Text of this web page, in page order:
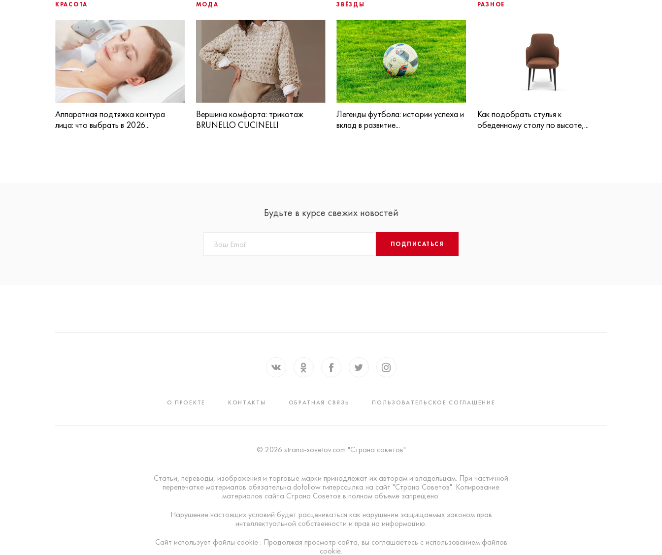
КРАСОТА
Аппаратная подтяжка контура
лица: что выбрать в 2026...
МОДА
Вершина комфорта: трикотаж
BRUNELLO CUCINELLI
ЗВЁЗДЫ
Легенды футбола: истории успеха и
вклад в развитие...
РАЗНОЕ
Как подобрать стулья к
обеденному столу по высоте,...
Будьте в курсе свежих новостей
ПОДПИСАТЬСЯ
О ПРОЕКТЕ КОНТАКТЫ ОБРАТНАЯ СВЯЗЬ ПОЛЬЗОВАТЕЛЬСКОЕ СОГЛАШЕНИЕ
© 2026 strana-sovetov.com "Страна советов"
Статьи, переводы, изображения и торговые марки принадлежат их авторам и владельцам. При частичной
перепечатке материалов обязательна dofollow гиперссылка на сайт "Страна Советов". Копирование
материалов сайта Страна Советов в полном объеме запрещено.
Нарушение настоящих условий будет расцениваться как нарушение защищаемых законом прав
интеллектуальной собственности и прав на информацию.
Сайт использует файлы cookie . Продолжая просмотр сайта, вы соглашаетесь с использованием файлов
cookie.